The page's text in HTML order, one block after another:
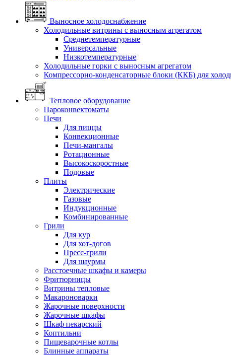
Выносное холодоснабжение
Холодильные витрины с выносным агрегатом
Среднетемпературные
Универсальные
Низкотемпературные
Холодильные горки с выносным агрегатом
Компрессорно-конденсаторные блоки (ККБ) для
Тепловое оборудование
Пароконвектоматы
Печи
Для пиццы
Конвекционные
Печи-мангалы
Ротационные
Высокоскоростные
Подовые
Плиты
Электрические
Газовые
Индукционные
Комбинированные
Грили
Для кур
Для хот-догов
Пресс-грили
Для шаурмы
Расстоечные шкафы и камеры
Фритюрницы
Витрины тепловые
Макароноварки
Жарочные поверхности
Жарочные шкафы
Шкаф пекарский
Коптильни
Пищеварочные котлы
Блинные аппараты